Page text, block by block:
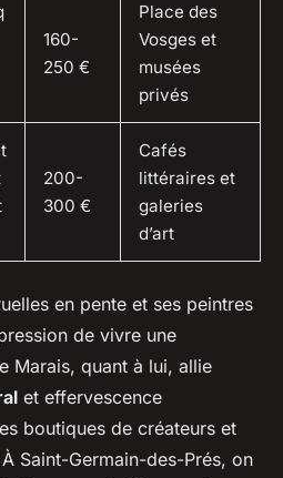
160-
250 €
Place des
Vosges et
musées
privés
200-
300 €
Cafés
littéraires et
galeries
d’art
en pente et ses peintres
de vivre une
Marais, quant à lui, allie
et effervescence
boutiques de créateurs et
Saint-Germain-des-Prés, on